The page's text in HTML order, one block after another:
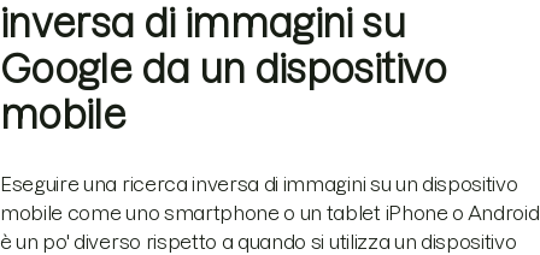
inversa di immagini su
Google da un dispositivo
mobile
Eseguire una ricerca inversa di immagini su un dispositivo
mobile come uno smartphone o un tablet iPhone o Android
è un po' diverso rispetto a quando si utilizza un dispositivo